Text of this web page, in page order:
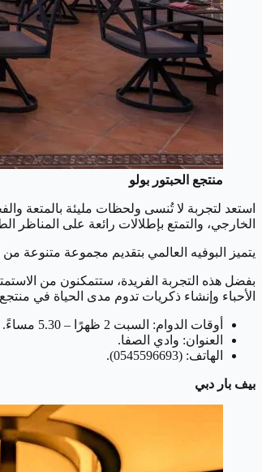
منتجع الحبتور بولو
استعد لتجربة لا تُنسى ولحظات مليئة بالمتعة
الخارجي، والتمتع بإطلالات رائعة على المناظر
يتميز البوفيه العالمي بتقديم مجموعة متنوعة
بفضل هذه التجربة الفريدة، ستتمكنون من
الأحباء وإنشاء ذكريات تدوم مدى الحياة في منتجع
أوقات الدوام: السبت 2 ظهرًا – 5.30 مساءً.
العنوان: وادي الصفا.
الهاتف: (0545596693).
بيف بار دبي